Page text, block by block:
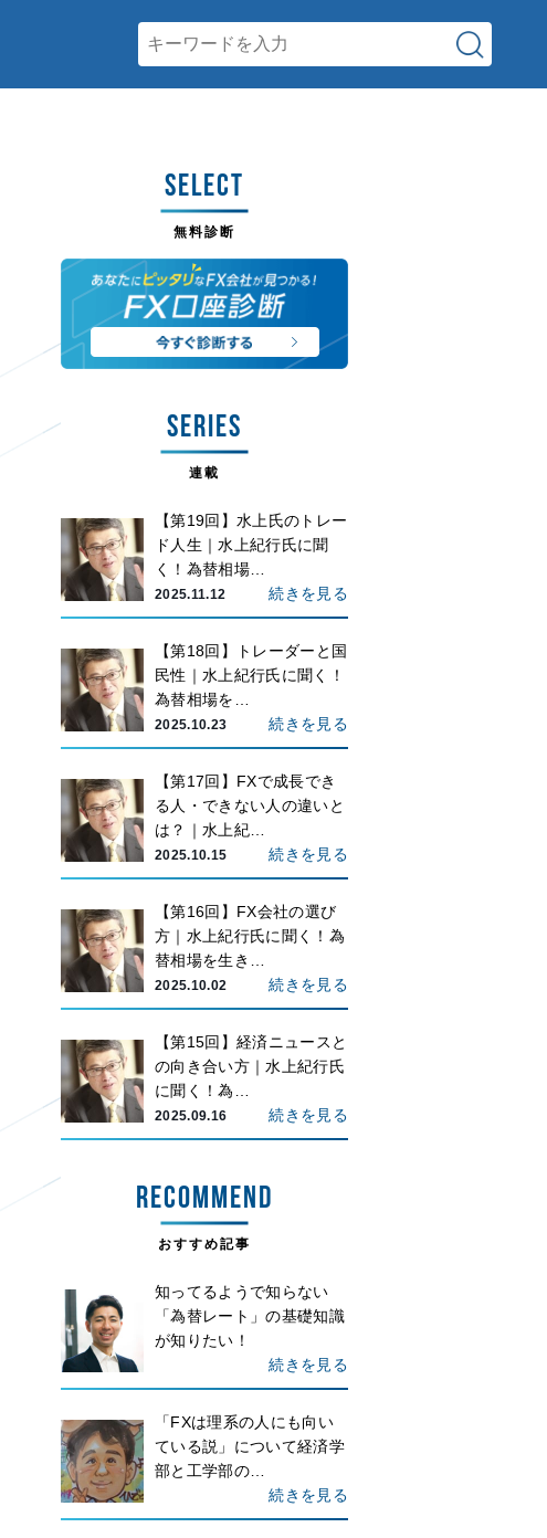
SELECT
無料診断
SERIES
連載
【第19回】水上氏のトレー
ド人生｜水上紀行氏に聞
く！為替相場…
2025.11.12 続きを見る
【第18回】トレーダーと国
民性｜水上紀行氏に聞く！
為替相場を…
2025.10.23 続きを見る
【第17回】FXで成長でき
る人・できない人の違いと
は？｜水上紀…
2025.10.15 続きを見る
【第16回】FX会社の選び
方｜水上紀行氏に聞く！為
替相場を生き…
2025.10.02 続きを見る
【第15回】経済ニュースと
の向き合い方｜水上紀行氏
に聞く！為…
2025.09.16 続きを見る
RECOMMEND
おすすめ記事
知ってるようで知らない
「為替レート」の基礎知識
が知りたい！
続きを見る
「FXは理系の人にも向い
ている説」について経済学
部と工学部の…
続きを見る